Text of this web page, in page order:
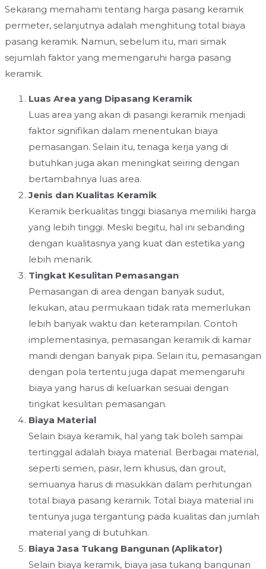
Sekarang memahami tentang harga pasang keramik
permeter, selanjutnya adalah menghitung total biaya
pasang keramik. Namun, sebelum itu, mari simak
sejumlah faktor yang memengaruhi harga pasang
keramik.
Luas Area yang Dipasang Keramik
Luas area yang akan di pasangi keramik menjadi
faktor signifikan dalam menentukan biaya
pemasangan. Selain itu, tenaga kerja yang di
butuhkan juga akan meningkat seiring dengan
bertambahnya luas area.
Jenis dan Kualitas Keramik
Keramik berkualitas tinggi biasanya memiliki harga
yang lebih tinggi. Meski begitu, hal ini sebanding
dengan kualitasnya yang kuat dan estetika yang
lebih menarik.
Tingkat Kesulitan Pemasangan
Pemasangan di area dengan banyak sudut,
lekukan, atau permukaan tidak rata memerlukan
lebih banyak waktu dan keterampilan. Contoh
implementasinya, pemasangan keramik di kamar
mandi dengan banyak pipa. Selain itu, pemasangan
dengan pola tertentu juga dapat memengaruhi
biaya yang harus di keluarkan sesuai dengan
tingkat kesulitan pemasangan.
Biaya Material
Selain biaya keramik, hal yang tak boleh sampai
tertinggal adalah biaya material. Berbagai material,
seperti semen, pasir, lem khusus, dan grout,
semuanya harus di masukkan dalam perhitungan
total biaya pasang keramik. Total biaya material ini
tentunya juga tergantung pada kualitas dan jumlah
material yang di butuhkan.
Biaya Jasa Tukang Bangunan (Aplikator)
Selain biaya keramik, biaya jasa tukang bangunan